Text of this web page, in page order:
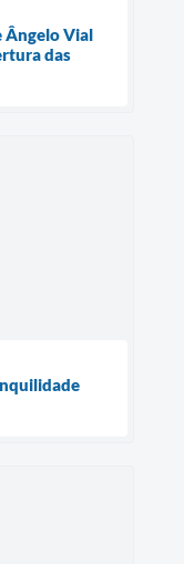
Ângelo Vial
das